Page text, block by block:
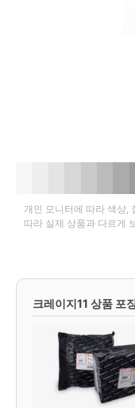
개인 모니터에 따라 색상,
따라 실제 상품과 다르게
크레이지11 상품 포